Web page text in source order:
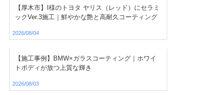
【厚木市】I様のトヨタ ヤリス（レッド）にセラミ
ックVer.3施工｜鮮やかな艶と高耐久コーティング
2026/08/04
【施工事例】BMW×ガラスコーティング｜ホワイ
トボディが放つ上質な輝き
2026/08/03